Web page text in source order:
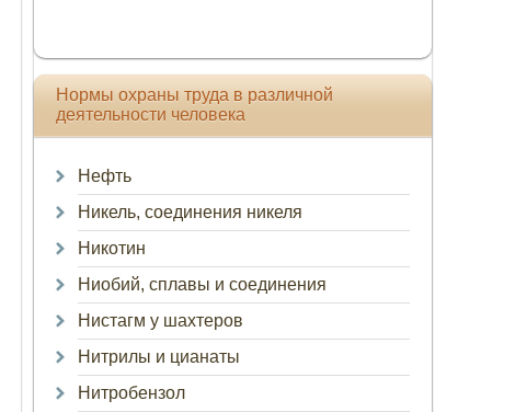
Нормы охраны труда в различной
деятельности человека
Нефть
Никель, соединения никеля
Никотин
Ниобий, сплавы и соединения
Нистагм у шахтеров
Нитрилы и цианаты
Нитробензол